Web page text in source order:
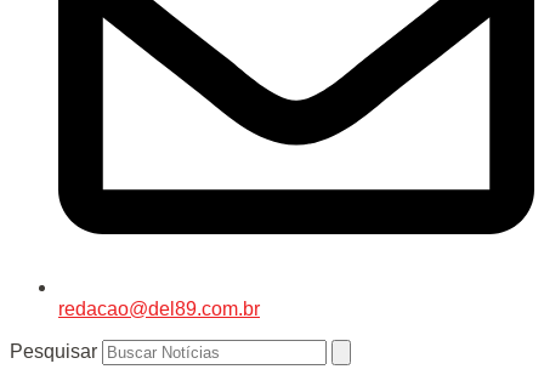
redacao@del89.com.br
Pesquisar